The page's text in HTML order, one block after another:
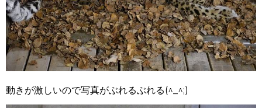
動きが激しいので写真がぶれるぶれる(^_^;)